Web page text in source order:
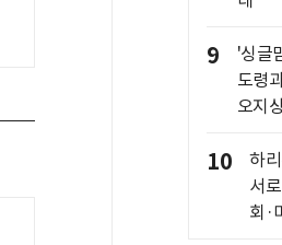
9
'싱글
도령
오지
10
하
서
회·